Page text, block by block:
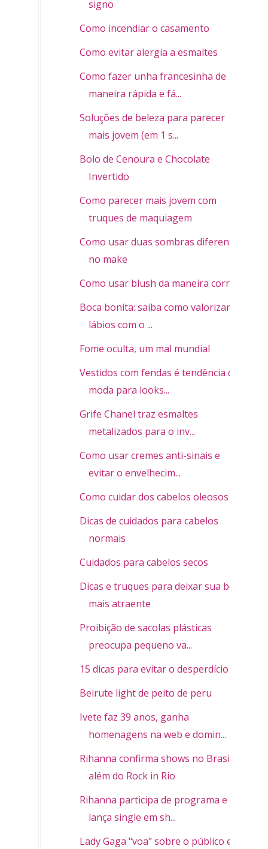
signo
Como incendiar o casamento
Como evitar alergia a esmaltes
Como fazer unha francesinha de
maneira rápida e fá...
Soluções de beleza para parecer
mais jovem (em 1 s...
Bolo de Cenoura e Chocolate
Invertido
Como parecer mais jovem com
truques de maquiagem
Como usar duas sombras diferentes
no make
Como usar blush da maneira correta
Boca bonita: saiba como valorizar os
lábios com o ...
Fome oculta, um mal mundial
Vestidos com fendas é tendência de
moda para looks...
Grife Chanel traz esmaltes
metalizados para o inv...
Como usar cremes anti-sinais e
evitar o envelhecim...
Como cuidar dos cabelos oleosos
Dicas de cuidados para cabelos
normais
Cuidados para cabelos secos
Dicas e truques para deixar sua boca
mais atraente
Proibição de sacolas plásticas
preocupa pequeno va...
15 dicas para evitar o desperdício
Beirute light de peito de peru
Ivete faz 39 anos, ganha
homenagens na web e domin...
Rihanna confirma shows no Brasil
além do Rock in Rio
Rihanna participa de programa e
lança single em sh...
Lady Gaga "voa" sobre o público em